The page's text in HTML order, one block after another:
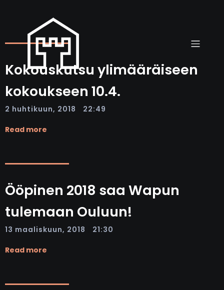
Kokouskutsu ylimääräiseen
kokoukseen 10.4.
2 huhtikuun, 2018 22:49
Read more
Ööpinen 2018 saa Wapun
tulemaan Ouluun!
13 maaliskuun, 2018 21:30
Read more